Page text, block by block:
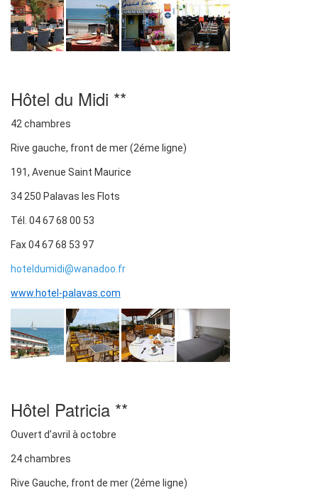
Hôtel du Midi **
42 chambres
Rive gauche, front de mer (2éme ligne)
191, Avenue Saint Maurice
34 250 Palavas les Flots
Tél. 04 67 68 00 53
Fax 04 67 68 53 97
hoteldumidi@wanadoo.fr
www.hotel-palavas.com
Hôtel Patricia **
Ouvert d’avril à octobre
24 chambres
Rive Gauche, front de mer (2éme ligne)